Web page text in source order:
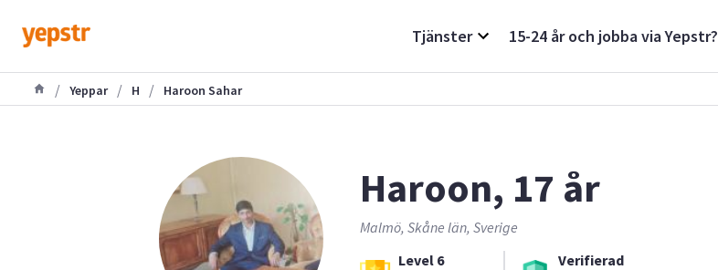
Tjänster 15-24 år och jobba via Yepstr?
/ Yeppar / H / Haroon Sahar
Haroon, 17 år
Malmö, Skåne län, Sverige
Level 6
Verifierad